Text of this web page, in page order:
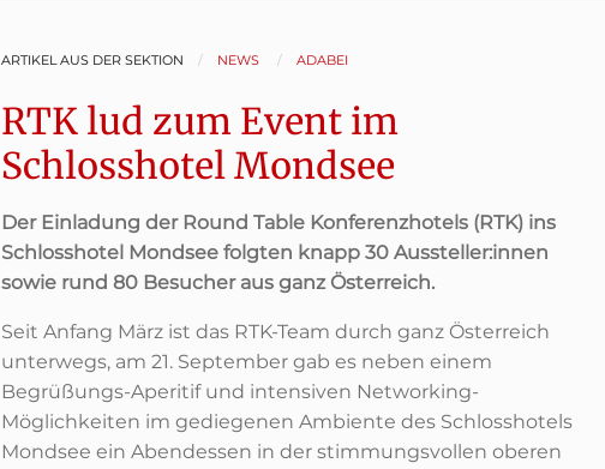
ARTIKEL AUS DER SEKTION NEWS ADABEI
RTK lud zum Event im
Schlosshotel Mondsee
Der Einladung der Round Table Konferenzhotels (RTK) ins
Schlosshotel Mondsee folgten knapp 30 Aussteller:innen
sowie rund 80 Besucher aus ganz Österreich.
Seit Anfang März ist das RTK-Team durch ganz Österreich
unterwegs, am 21. September gab es neben einem
Begrüßungs-Aperitif und intensiven Networking-
Möglichkeiten im gediegenen Ambiente des Schlosshotels
Mondsee ein Abendessen in der stimmungsvollen oberen